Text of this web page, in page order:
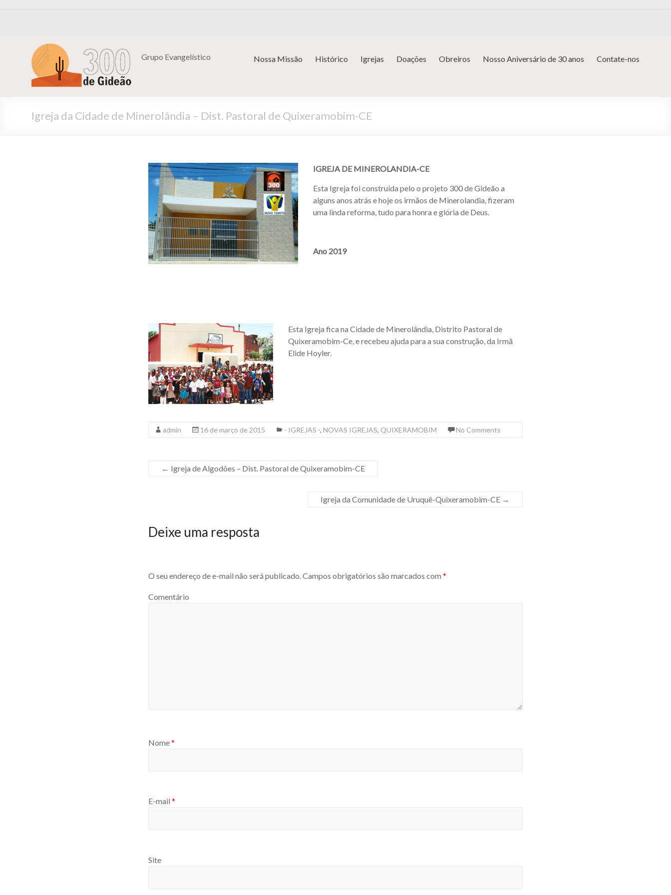
Grupo Evangelístico Nossa Missão Histórico Igrejas Doações Obreiros Nosso Aniversário de 30 anos Contate-nos
Igreja da Cidade de Minerolândia – Dist. Pastoral de Quixeramobim-CE
IGREJA DE MINEROLANDIA-CE
Esta Igreja foi construída pelo o projeto 300 de Gideão a
alguns anos atrás e hoje os irmãos de Minerolandia, fizeram
uma linda reforma, tudo para honra e glória de Deus.
Ano 2019
Esta Igreja fica na Cidade de Minerolândia, Distrito Pastoral de
Quixeramobim-Ce, e recebeu ajuda para a sua construção, da Irmã
Elide Hoyler.
admin 16 de março de 2015 - IGREJAS -, NOVAS IGREJAS, QUIXERAMOBIM No Comments
← Igreja de Algodões – Dist. Pastoral de Quixeramobim-CE
Igreja da Comunidade de Uruquê-Quixeramobim-CE →
Deixe uma resposta
O seu endereço de e-mail não será publicado.Campos obrigatórios são marcados com *
Comentário
Nome*
E-mail *
Site